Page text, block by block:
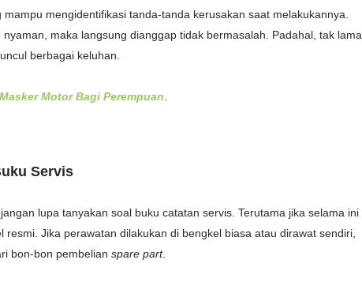
mengidentifikasi tanda-tanda kerusakan saat melakukannya.
maka langsung dianggap tidak bermasalah. Padahal, tak lama
berbagai keluhan.
Motor Bagi Perempuan
Servis
lupa tanyakan soal buku catatan servis. Terutama jika selama ini
resmi. Jika perawatan dilakukan di bengkel biasa atau dirawat sendiri,
bon-bon pembelian spare part.